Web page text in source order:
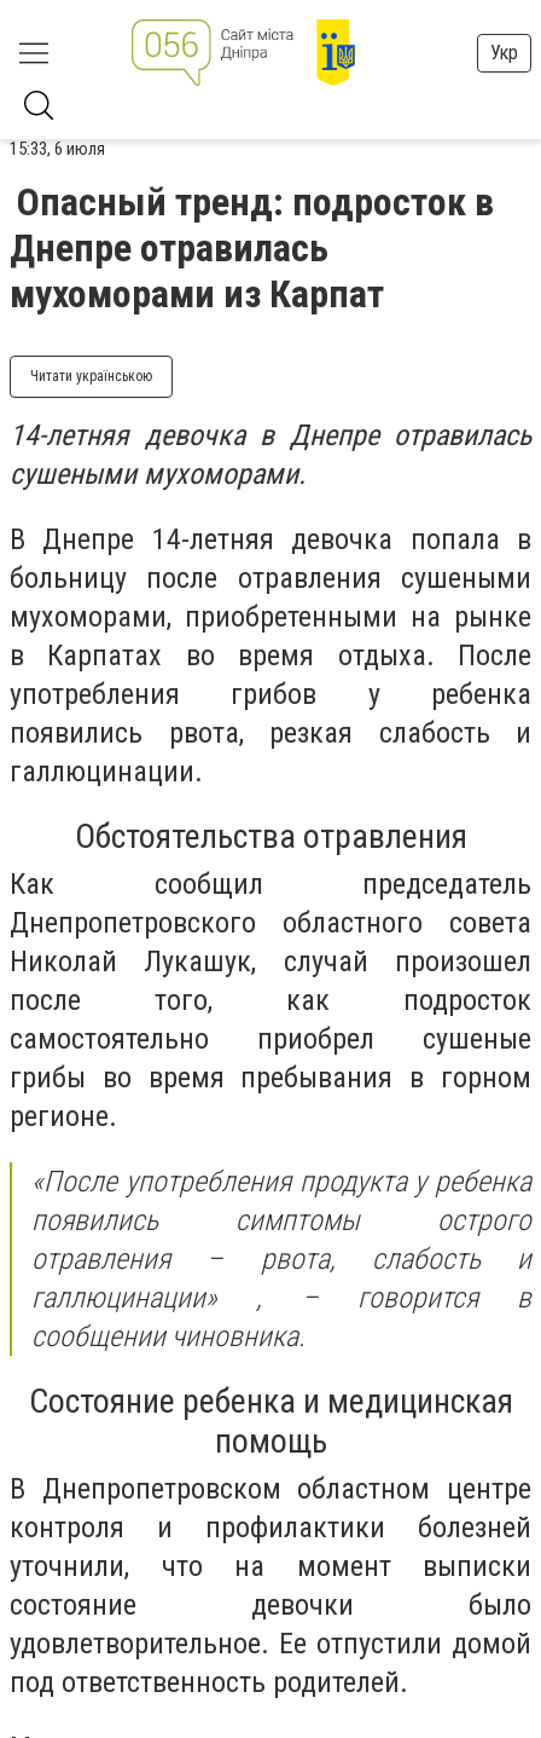
Укр
15:33, 6 июля
Опасный тренд: подросток в
Днепре отравилась
мухоморами из Карпат
Читати українською
14-летняя девочка в Днепре отравилась
сушеными мухоморами.
В Днепре 14-летняя девочка попала в
больницу после отравления сушеными
мухоморами, приобретенными на рынке
в Карпатах во время отдыха. После
употребления грибов у ребенка
появились рвота, резкая слабость и
галлюцинации.
Обстоятельства отравления
Как сообщил председатель
Днепропетровского областного совета
Николай Лукашук, случай произошел
после того, как подросток
самостоятельно приобрел сушеные
грибы во время пребывания в горном
регионе.
«После употребления продукта у ребенка
появились симптомы острого
отравления – рвота, слабость и
галлюцинации», – говорится в
сообщении чиновника.
Состояние ребенка и медицинская
помощь
В Днепропетровском областном центре
контроля и профилактики болезней
уточнили, что на момент выписки
состояние девочки было
удовлетворительное. Ее отпустили домой
под ответственность родителей.